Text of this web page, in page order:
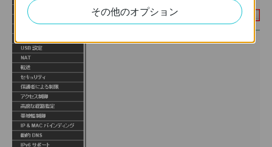
その他のオプション